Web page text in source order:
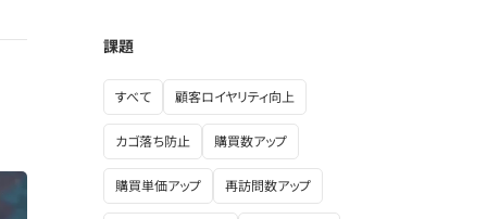
課題
すべて 顧客ロイヤリティ向上
カゴ落ち防止 購買数アップ
購買単価アップ 再訪問数アップ